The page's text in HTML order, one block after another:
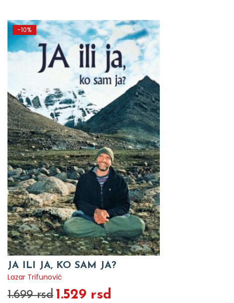
-10%
JA ILI JA, KO SAM JA?
Lazar Trifunović
1.699 rsd 1.529 rsd